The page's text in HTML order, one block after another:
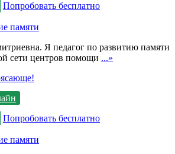
Попробовать бесплатно
памяти
Я педагог по развитию памяти
сети центров помощи ...»
Попробовать бесплатно
памяти